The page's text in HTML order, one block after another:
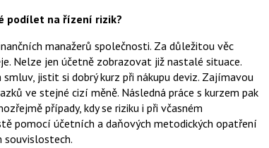
podílet na řízení rizik?
manažerů společnosti. Za důležitou věc
Nelze jen účetně zobrazovat již nastalé situace.
jistit si dobrý kurz při nákupu deviz. Zajímavou
ve stejné cizí měně. Následná práce s kurzem pak
případy, kdy se riziku i při včasném
pomocí účetních a daňových metodických opatření